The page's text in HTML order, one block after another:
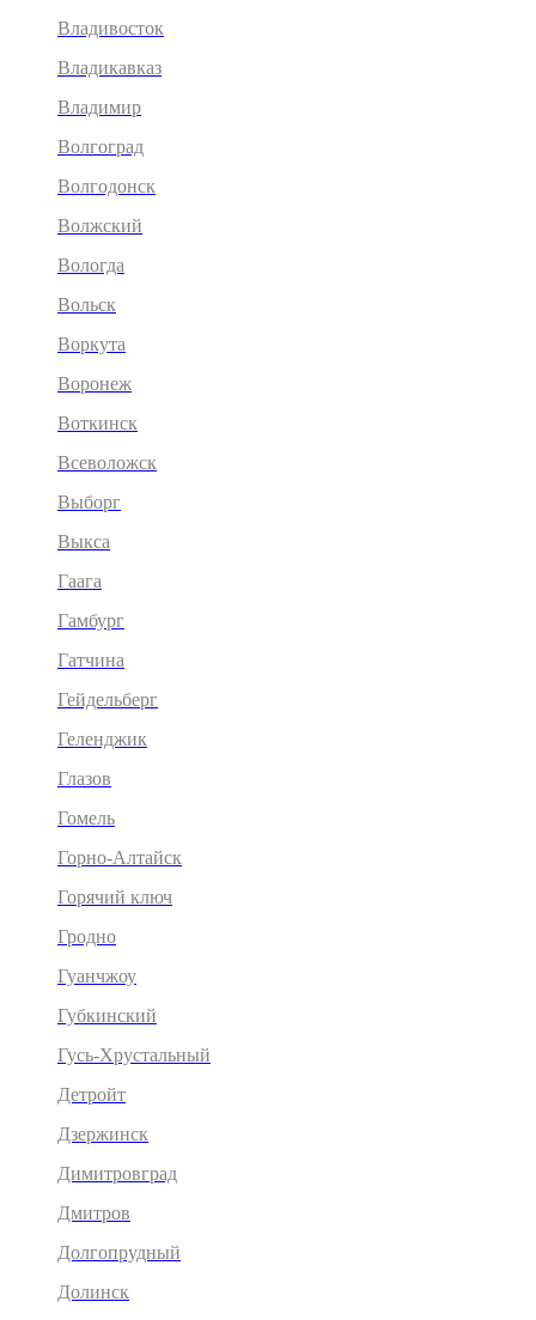
Владивосток
Владикавказ
Владимир
Волгоград
Волгодонск
Волжский
Вологда
Вольск
Воркута
Воронеж
Воткинск
Всеволожск
Выборг
Выкса
Гаага
Гамбург
Гатчина
Гейдельберг
Геленджик
Глазов
Гомель
Горно-Алтайск
Горячий ключ
Гродно
Гуанчжоу
Губкинский
Гусь-Хрустальный
Детройт
Дзержинск
Димитровград
Дмитров
Долгопрудный
Долинск